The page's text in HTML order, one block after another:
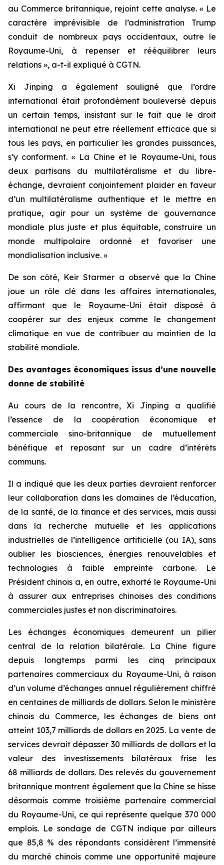
au Commerce britannique, rejoint cette analyse. « Le
caractère imprévisible de l’administration Trump
conduit de nombreux pays occidentaux, outre le
Royaume-Uni, à repenser et rééquilibrer leurs
relations », a-t-il expliqué à CGTN.
Xi Jinping a également souligné que l’ordre
international était profondément bouleversé depuis
un certain temps, insistant sur le fait que le droit
international ne peut être réellement efficace que si
tous les pays, en particulier les grandes puissances,
s’y conforment. « La Chine et le Royaume-Uni, tous
deux partisans du multilatéralisme et du libre-
échange, devraient conjointement plaider en faveur
d’un multilatéralisme authentique et le mettre en
pratique, agir pour un système de gouvernance
mondiale plus juste et plus équitable, construire un
monde multipolaire ordonné et favoriser une
mondialisation inclusive. »
De son côté, Keir Starmer a observé que la Chine
joue un rôle clé dans les affaires internationales,
affirmant que le Royaume-Uni était disposé à
coopérer sur des enjeux comme le changement
climatique en vue de contribuer au maintien de la
stabilité mondiale.
Des avantages économiques issus d’une nouvelle
donne de stabilité
Au cours de la rencontre, Xi Jinping a qualifié
l’essence de la coopération économique et
commerciale sino-britannique de mutuellement
bénéfique et reposant sur un cadre d’intérêts
communs.
Il a indiqué que les deux parties devraient renforcer
leur collaboration dans les domaines de l’éducation,
de la santé, de la finance et des services, mais aussi
dans la recherche mutuelle et les applications
industrielles de l’intelligence artificielle (ou IA), sans
oublier les biosciences, énergies renouvelables et
technologies à faible empreinte carbone. Le
Président chinois a, en outre, exhorté le Royaume-Uni
à assurer aux entreprises chinoises des conditions
commerciales justes et non discriminatoires.
Les échanges économiques demeurent un pilier
central de la relation bilatérale. La Chine figure
depuis longtemps parmi les cinq principaux
partenaires commerciaux du Royaume-Uni, à raison
d’un volume d’échanges annuel régulièrement chiffré
en centaines de milliards de dollars. Selon le ministère
chinois du Commerce, les échanges de biens ont
atteint 103,7 milliards de dollars en 2025. La vente de
services devrait dépasser 30 milliards de dollars et la
valeur des investissements bilatéraux frise les
68 milliards de dollars. Des relevés du gouvernement
britannique montrent également que la Chine se hisse
désormais comme troisième partenaire commercial
du Royaume-Uni, ce qui représente quelque 370 000
emplois. Le sondage de CGTN indique par ailleurs
que 85,8 % des répondants considèrent l’immensité
du marché chinois comme une opportunité majeure